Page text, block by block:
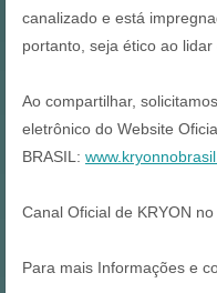
canalizado e está
portanto, seja ético ao lidar
Ao compartilhar,
eletrônico do Website
BRASIL:
Canal Oficial de KRYON
Para mais Informações e